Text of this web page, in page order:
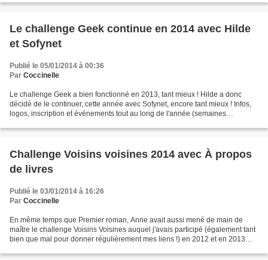
Le challenge Geek continue en 2014 avec Hilde
et Sofynet
Publié le 05/01/2014 à 00:36
Par Coccinelle
Le challenge Geek a bien fonctionné en 2013, tant mieux ! Hilde a donc
décidé de le continuer, cette année avec Sofynet, encore tant mieux ! Infos,
logos, inscription et événements tout au long de l'année (semaines
Challenge Voisins voisines 2014 avec À propos
de livres
Publié le 03/01/2014 à 16:26
Par Coccinelle
En même temps que Premier roman, Anne avait aussi mené de main de
maître le challenge Voisins Voisines auquel j'avais participé (également tant
bien que mal pour donner régulièrement mes liens !) en 2012 et en 2013